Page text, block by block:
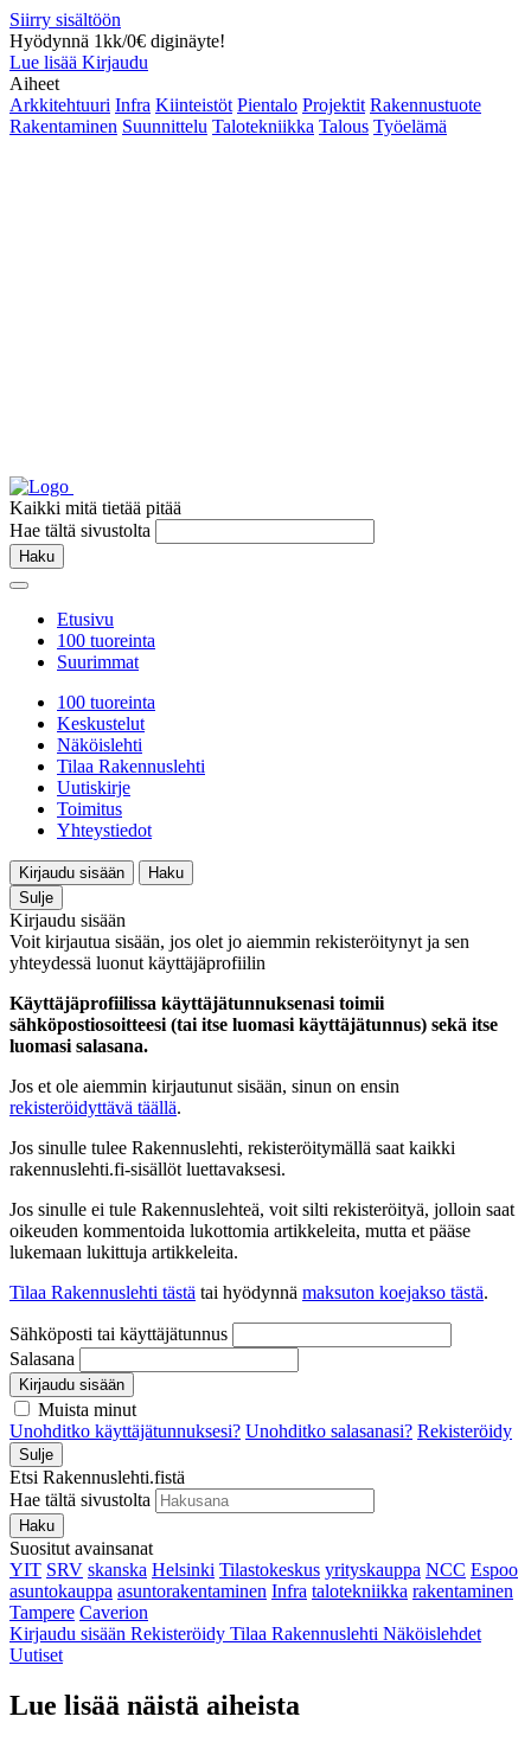
Siirry sisältöön
Hyödynnä 1kk/0€ diginäyte!
Lue lisää Kirjaudu
Aiheet
Arkkitehtuuri Infra Kiinteistöt Pientalo Projektit Rakennustuote
Rakentaminen Suunnittelu Talotekniikka Talous Työelämä
Kaikki mitä tietää pitää
Hae tältä sivustolta
Haku
Etusivu
100 tuoreinta
Suurimmat
100 tuoreinta
Keskustelut
Näköislehti
Tilaa Rakennuslehti
Uutiskirje
Toimitus
Yhteystiedot
Kirjaudu sisään
Haku
Sulje
Kirjaudu sisään
Voit kirjautua sisään, jos olet jo aiemmin rekisteröitynyt ja sen
yhteydessä luonut käyttäjäprofiilin
Käyttäjäprofiilissa käyttäjätunnuksenasi toimii
sähköpostiosoitteesi (tai itse luomasi käyttäjätunnus) sekä itse
luomasi salasana.
Jos et ole aiemmin kirjautunut sisään, sinun on ensin
rekisteröidyttävä täällä.
Jos sinulle tulee Rakennuslehti, rekisteröitymällä saat kaikki
rakennuslehti.fi-sisällöt luettavaksesi.
Jos sinulle ei tule Rakennuslehteä, voit silti rekisteröityä, jolloin saat
oikeuden kommentoida lukottomia artikkeleita, mutta et pääse
lukemaan lukittuja artikkeleita.
Tilaa Rakennuslehti tästä tai hyödynnä maksuton koejakso tästä.
Sähköposti tai käyttäjätunnus
Salasana
Kirjaudu sisään
Muista minut
Unohditko käyttäjätunnuksesi? Unohditko salasanasi? Rekisteröidy
Sulje
Etsi Rakennuslehti.fistä
Hae tältä sivustolta
Haku
Suositut avainsanat
YIT SRV skanska Helsinki Tilastokeskus yrityskauppa NCC Espoo
asuntokauppa asuntorakentaminen Infra talotekniikka rakentaminen
Tampere Caverion
Kirjaudu sisään Rekisteröidy Tilaa Rakennuslehti Näköislehdet
Uutiset
Lue lisää näistä aiheista